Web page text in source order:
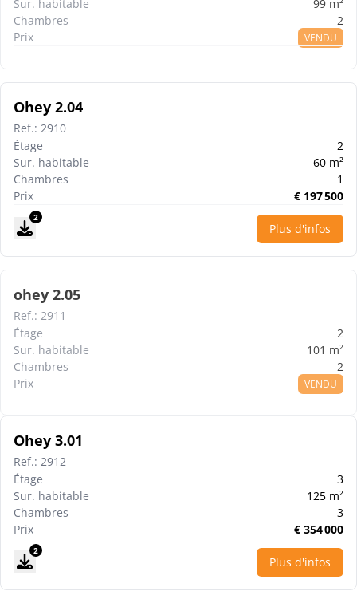
Sur. habitable 99 m²
Chambres
2
Prix
VENDU
Ohey 2.04
Ref.: 2910
Étage
2
Sur. habitable
60 m²
Chambres
1
Prix
€ 197 500
2
Plus d'infos
ohey 2.05
Ref.: 2911
Étage
2
Sur. habitable
101 m²
Chambres
2
Prix
VENDU
Ohey 3.01
Ref.: 2912
Étage
3
Sur. habitable
125 m²
Chambres
3
Prix
€ 354 000
2
Plus d'infos